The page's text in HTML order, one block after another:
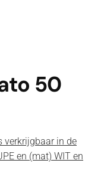
50
verkrijgbaar in de
en (mat) WIT en